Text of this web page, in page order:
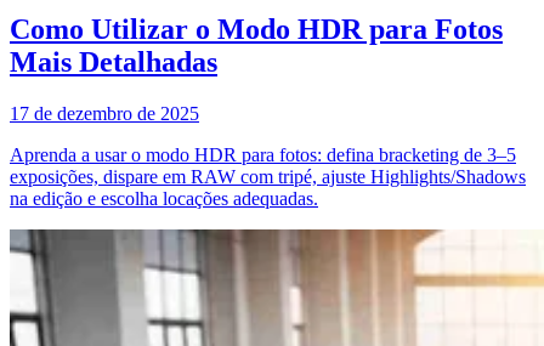
Como Utilizar o Modo HDR para Fotos
Mais Detalhadas
17 de dezembro de 2025
Aprenda a usar o modo HDR para fotos: defina bracketing de 3–5
exposições, dispare em RAW com tripé, ajuste Highlights/Shadows
na edição e escolha locações adequadas.